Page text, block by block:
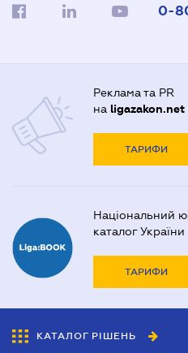
0-
Реклама та PR
на ligazakon.net
ТАРИФИ
Національний
каталог України
ТАРИФИ
КАТАЛОГ РІШЕНЬ